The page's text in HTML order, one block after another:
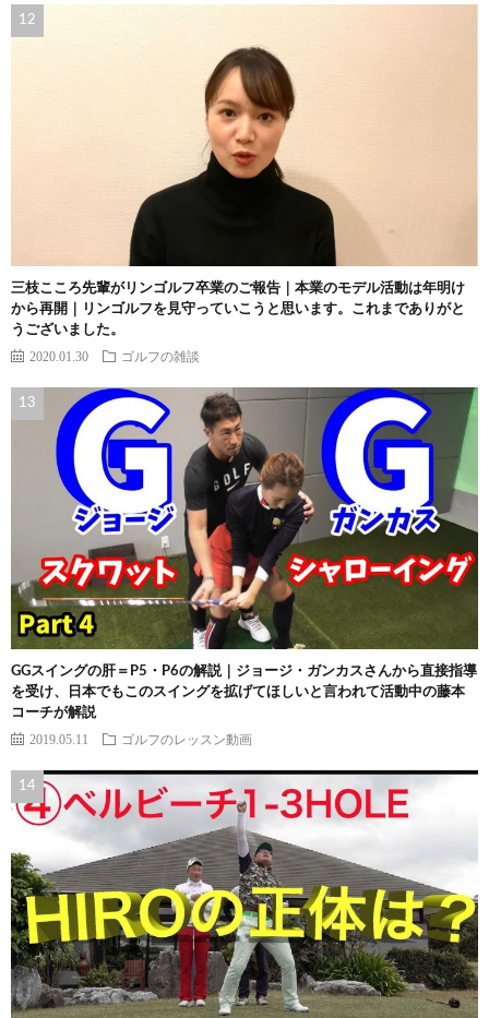
三枝こころ先輩がリンゴルフ卒業のご報告｜本業のモデル活動は年明け
から再開｜リンゴルフを見守っていこうと思います。これまでありがと
うございました。
2020.01.30 ゴルフの雑談
GGスイングの肝＝P5・P6の解説｜ジョージ・ガンカスさんから直接指導
を受け、日本でもこのスイングを拡げてほしいと言われて活動中の藤本
コーチが解説
2019.05.11 ゴルフのレッスン動画